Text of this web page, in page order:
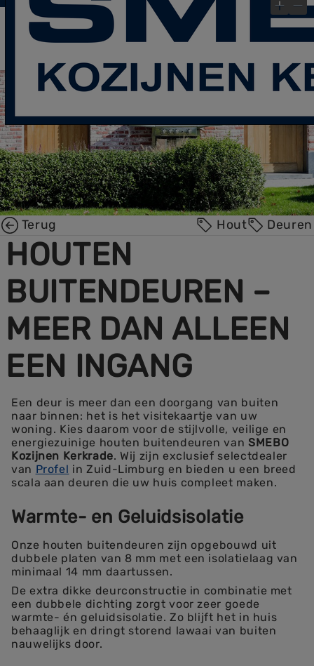
Bekijk gauw onze laatste Blog- Post! ×
Terug Hout Deuren
HOUTEN
BUITENDEUREN –
MEER DAN ALLEEN
EEN INGANG
Een deur is meer dan een doorgang van buiten
naar binnen: het is het visitekaartje van uw
woning. Kies daarom voor de stijlvolle, veilige en
energiezuinige houten buitendeuren van SMEBO
Kozijnen Kerkrade. Wij zijn exclusief selectdealer
van Profel in Zuid-Limburg en bieden u een breed
scala aan deuren die uw huis compleet maken.
Warmte- en Geluidsisolatie
Onze houten buitendeuren zijn opgebouwd uit
dubbele platen van 8 mm met een isolatielaag van
minimaal 14 mm daartussen.
De extra dikke deurconstructie in combinatie met
een dubbele dichting zorgt voor zeer goede
warmte- én geluidsisolatie. Zo blijft het in huis
behaaglijk en dringt storend lawaai van buiten
nauwelijks door.